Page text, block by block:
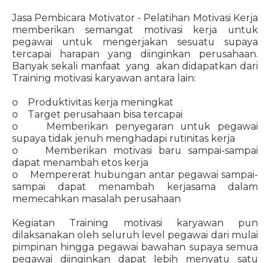
Jasa Pembicara Motivator - Pelatihan Motivasi Kerja
memberikan semangat motivasi kerja untuk
pegawai untuk mengerjakan sesuatu supaya
tercapai harapan yang diinginkan perusahaan.
Banyak sekali manfaat yang akan didapatkan dari
Training motivasi karyawan antara lain:
o Produktivitas kerja meningkat
o Target perusahaan bisa tercapai
o Memberikan penyegaran untuk pegawai
supaya tidak jenuh menghadapi rutinitas kerja
o Memberikan motivasi baru sampai-sampai
dapat menambah etos kerja
o Mempererat hubungan antar pegawai sampai-
sampai dapat menambah kerjasama dalam
memecahkan masalah perusahaan
Kegiatan Training motivasi karyawan pun
dilaksanakan oleh seluruh level pegawai dari mulai
pimpinan hingga pegawai bawahan supaya semua
pegawai diinginkan dapat lebih menyatu satu